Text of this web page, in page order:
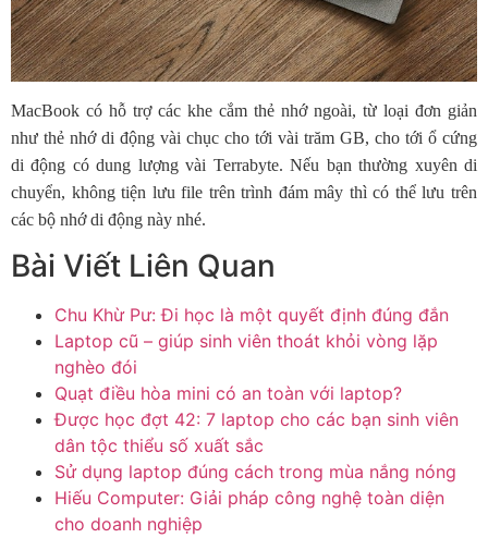
MacBook có hỗ trợ các khe cắm thẻ nhớ ngoài, từ loại đơn giản
như thẻ nhớ di động vài chục cho tới vài trăm GB, cho tới ổ cứng
di động có dung lượng vài Terrabyte. Nếu bạn thường xuyên di
chuyển, không tiện lưu file trên trình đám mây thì có thể lưu trên
các bộ nhớ di động này nhé.
Bài Viết Liên Quan
Chu Khừ Pư: Đi học là một quyết định đúng đắn
Laptop cũ – giúp sinh viên thoát khỏi vòng lặp
nghèo đói
Quạt điều hòa mini có an toàn với laptop?
Được học đợt 42: 7 laptop cho các bạn sinh viên
dân tộc thiểu số xuất sắc
Sử dụng laptop đúng cách trong mùa nắng nóng
Hiếu Computer: Giải pháp công nghệ toàn diện
cho doanh nghiệp